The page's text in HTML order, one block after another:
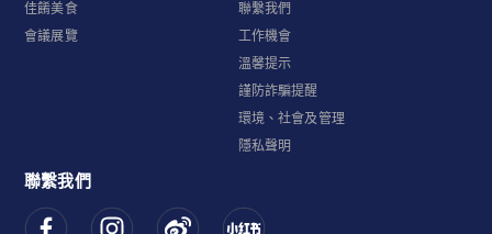
佳餚美食
會議展覽
聯繫我們
工作機會
溫馨提示
謹防詐騙提醒
環境、社會及管理
隱私聲明
聯繫我們